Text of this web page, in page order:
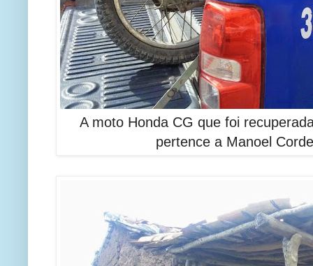
A moto Honda CG que foi
pertence a Manoel